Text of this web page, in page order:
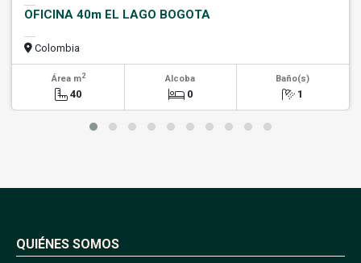
OFICINA 40m EL LAGO BOGOTA
Colombia
Área m2
40
Alcoba
0
Baño(s)
1
QUIÉNES SOMOS